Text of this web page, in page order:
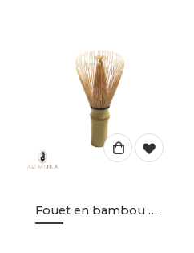
Fouet en bambou pour matcha